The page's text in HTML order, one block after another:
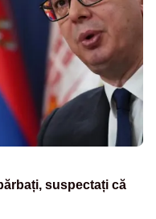
suspectați că